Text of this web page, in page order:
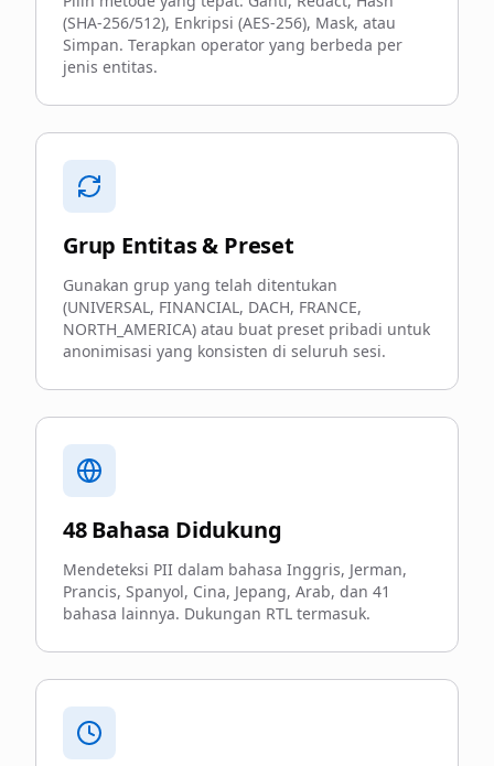
(SHA-256/512), Enkripsi (AES-256), Mask, atau
Simpan. Terapkan operator yang berbeda per
jenis entitas.
Grup Entitas & Preset
Gunakan grup yang telah ditentukan
(UNIVERSAL, FINANCIAL, DACH, FRANCE,
NORTH_AMERICA) atau buat preset pribadi untuk
anonimisasi yang konsisten di seluruh sesi.
48 Bahasa Didukung
Mendeteksi PII dalam bahasa Inggris, Jerman,
Prancis, Spanyol, Cina, Jepang, Arab, dan 41
bahasa lainnya. Dukungan RTL termasuk.